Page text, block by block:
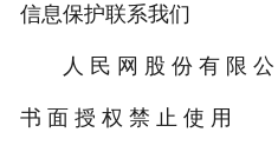
信息保护联系我们
人 民 网 股 份 有 限 公
书 面 授 权 禁 止 使 用